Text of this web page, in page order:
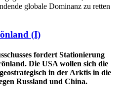
globale Dominanz zu retten
(I)
fordert Stationierung
Die USA wollen sich die
in der Arktis in die
Russland und China.